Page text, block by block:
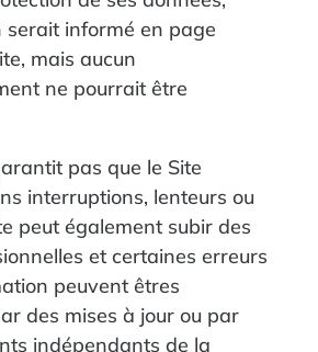
serait informé en page
mais aucun
ne pourrait être
pas que le Site
interruptions, lenteurs ou
peut également subir des
et certaines erreurs
peuvent êtres
des mises à jour ou par
indépendants de la